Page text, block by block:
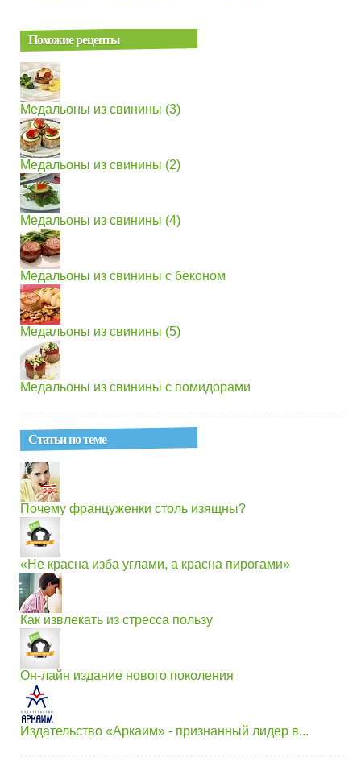
Похожие рецепты
Медальоны из свинины (3)
Медальоны из свинины (2)
Медальоны из свинины (4)
Медальоны из свинины с беконом
Медальоны из свинины (5)
Медальоны из свинины с помидорами
Статьи по теме
Почему француженки столь изящны?
«Не красна изба углами, а красна пирогами»
Как извлекать из стресса пользу
Он-лайн издание нового поколения
Издательство «Аркаим» - признанный лидер в...